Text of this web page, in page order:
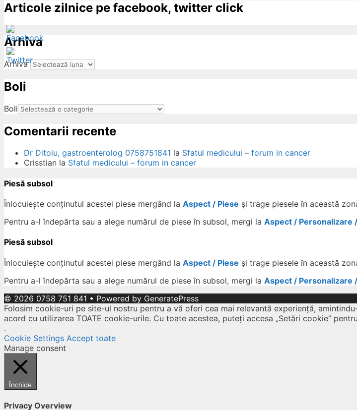
Articole zilnice pe facebook, twitter click
Arhiva
Arhiva
Boli
Boli
Comentarii recente
Dr Ditoiu, gastroenterolog 0758751841 la Sfatul medicului – forum in cancer
Crisstian la Sfatul medicului – forum in cancer
Piesă subsol
Înlocuiește conținutul acestei piese mergând la Aspect / Piese și trage piesele în această
Pentru a-l îndepărta sau a alege numărul de piese în subsol, mergi la Aspect / Personalizare
Piesă subsol
Înlocuiește conținutul acestei piese mergând la Aspect / Piese și trage piesele în această
Pentru a-l îndepărta sau a alege numărul de piese în subsol, mergi la Aspect / Personalizare
© 2026 0758 751 841 • Powered by GeneratePress
Folosim cookie-uri pe site-ul nostru pentru a vă oferi cea mai relevantă experiență,
acord cu utilizarea TOATE cookie-urile. Cu toate acestea, puteți accesa „Setări cookie”
.
Cookie Settings Accept toate
Manage consent
Închide
Privacy Overview